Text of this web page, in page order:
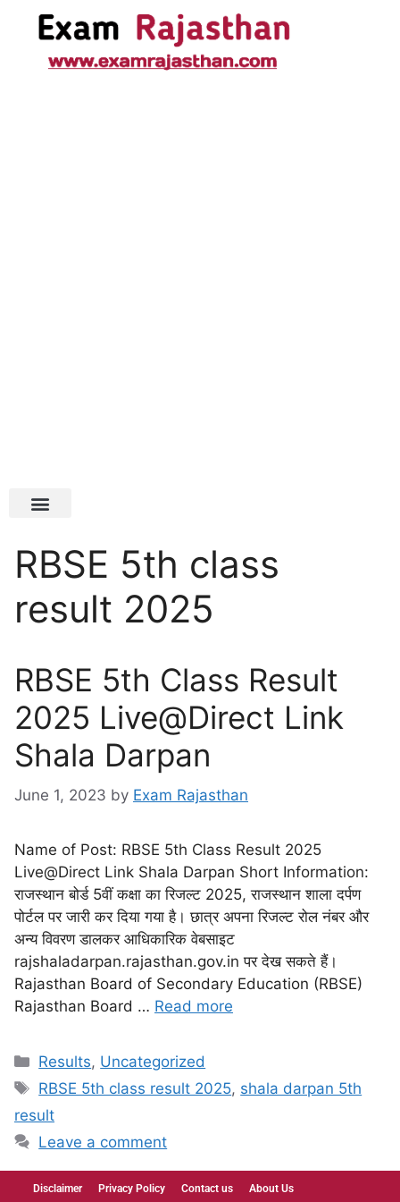
RBSE 5th class
result 2025
RBSE 5th Class Result
2025 Live@Direct Link
Shala Darpan
June 1, 2023 by Exam Rajasthan
Name of Post: RBSE 5th Class Result 2025
Live@Direct Link Shala Darpan Short Information:
राजस्थान बोर्ड 5वीं कक्षा का रिजल्ट 2025, राजस्थान शाला दर्पण
पोर्टल पर जारी कर दिया गया है। छात्र अपना रिजल्ट रोल नंबर और
अन्य विवरण डालकर आधिकारिक वेबसाइट
rajshaladarpan.rajasthan.gov.in पर देख सकते हैं।
Rajasthan Board of Secondary Education (RBSE)
Rajasthan Board … Read more
Results, Uncategorized
RBSE 5th class result 2025, shala darpan 5th
result
Leave a comment
Disclaimer Privacy Policy Contact us About Us